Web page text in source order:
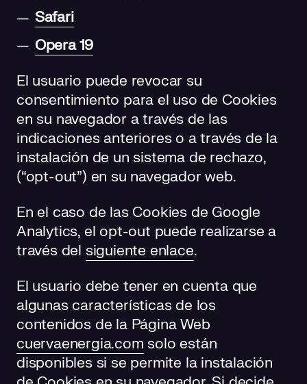
Safari
Opera 19
El usuario puede revocar su
consentimiento para el uso de Cookies
en su navegador a través de las
indicaciones anteriores o a través de la
instalación de un sistema de rechazo,
(“opt-out”) en su navegador web.
En el caso de las Cookies de Google
Analytics, el opt-out puede realizarse a
través del siguiente enlace.
El usuario debe tener en cuenta que
algunas características de los
contenidos de la Página Web
cuervaenergia.com solo están
disponibles si se permite la instalación